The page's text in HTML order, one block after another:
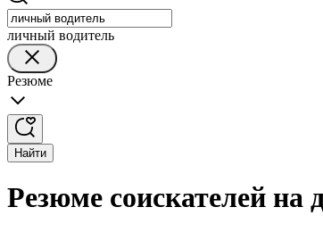
личный водитель
Резюме
Найти
Резюме соискателей на